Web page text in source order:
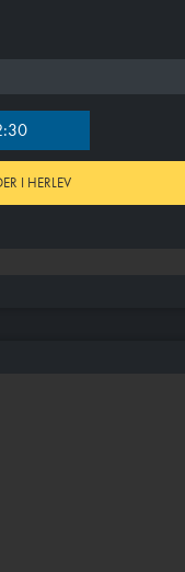
I HERLEV